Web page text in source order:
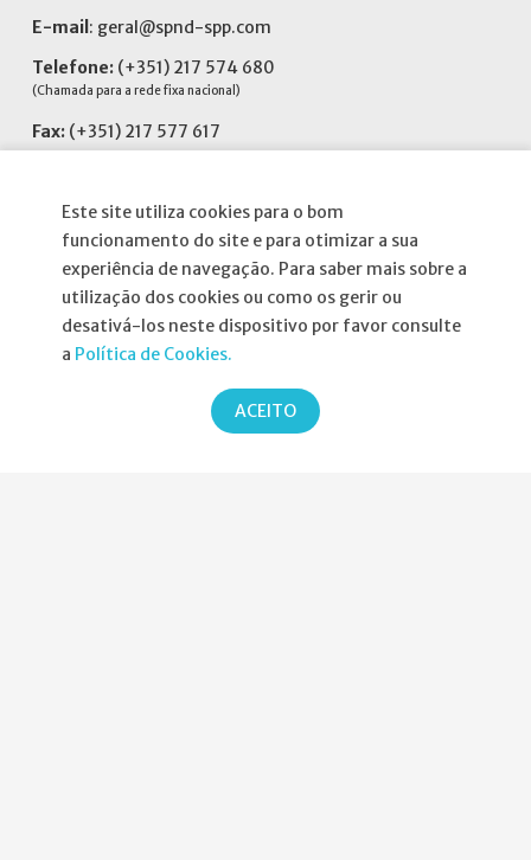
Este site utiliza cookies para o bom
funcionamento do site e para otimizar a sua
experiência de navegação. Para saber mais sobre a
utilização dos cookies ou como os gerir ou
desativá-los neste dispositivo por favor consulte
a Política de Cookies.
ACEITO
E-mail : geral@spnd-spp.com
Telefone: (+351) 217 574 680
(Chamada para a rede fixa nacional)
Fax: (+351) 217 577 617
Informações